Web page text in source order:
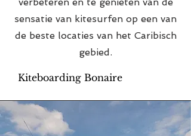
sensatie van kitesurfen op een van
de beste locaties van het Caribisch
gebied.
Kiteboarding Bonaire